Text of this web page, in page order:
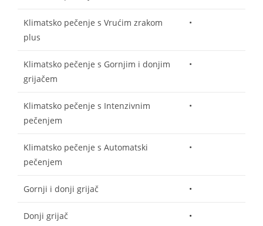
Klimatsko pečenje s Vrućim zrakom
plus
•
Klimatsko pečenje s Gornjim i donjim
grijačem
•
Klimatsko pečenje s Intenzivnim
pečenjem
•
Klimatsko pečenje s Automatski
pečenjem
•
Gornji i donji grijač •
Donji grijač •